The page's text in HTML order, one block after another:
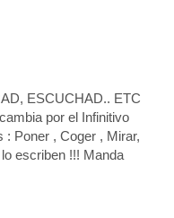
ESCUCHAD.. ETC
por el Infinitivo
: Poner , Coger , Mirar,
escriben !!! Manda